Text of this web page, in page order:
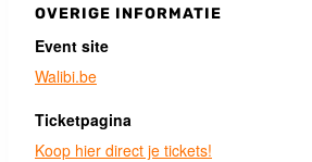
OVERIGE INFORMATIE
Event site
Walibi.be
Ticketpagina
Koop hier direct je tickets!